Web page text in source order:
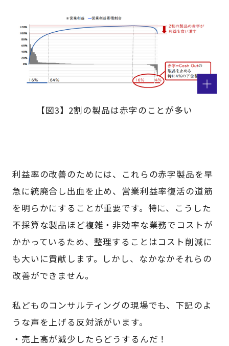
【図3】2割の製品は赤字のことが多い
利益率の改善のためには、これらの赤字製品を早
急に統廃合し出血を止め、営業利益率復活の道筋
を明らかにすることが重要です。特に、こうした
不採算な製品ほど複雑・非効率な業務でコストが
かかっているため、整理することはコスト削減に
も大いに貢献します。しかし、なかなかそれらの
改善ができません。
私どものコンサルティングの現場でも、下記のよ
うな声を上げる反対派がいます。
・売上高が減少したらどうするんだ！